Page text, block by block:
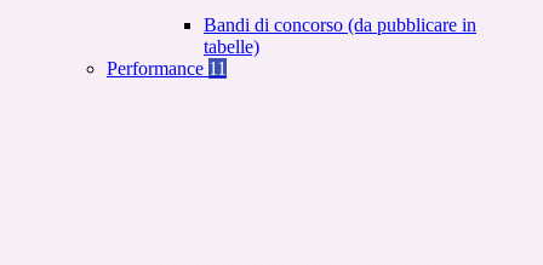
Bandi di concorso (da pubblicare in
tabelle)
Performance 11